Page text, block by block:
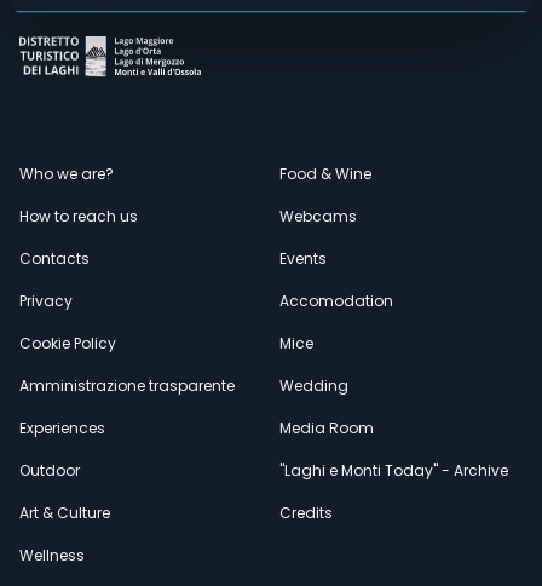
Menù
secondario
Who we are?
How to reach us
Contacts
Privacy
Cookie Policy
Amministrazione trasparente
Experiences
Outdoor
Art & Culture
Wellness
Food & Wine
Webcams
Events
Accomodation
Mice
Wedding
Media Room
"Laghi e Monti Today" - Archive
Credits